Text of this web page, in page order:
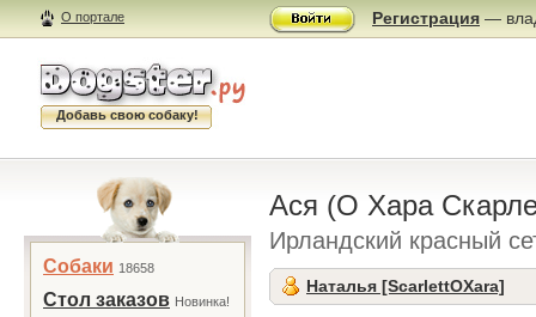
О портале Регистрация —
Добавь свою собаку!
Собаки 18658
Стол заказов Новинка!
Ася (О Хара
Ирландский красный
Наталья [ScarlettOXara]